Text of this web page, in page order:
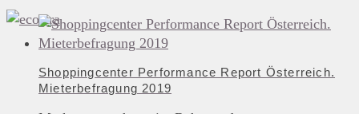
Shoppingcenter Performance Report Österreich.
Mieterbefragung 2019